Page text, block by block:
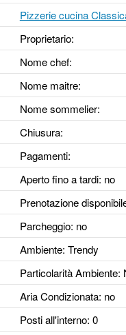
Pizzerie cucina
Proprietario:
Nome chef:
Nome maitre:
Nome sommelier:
Chiusura:
Pagamenti:
Aperto fino a tardi: no
Prenotazione
Parcheggio: no
Ambiente: Trendy
Particolarità Ambiente:
Aria Condizionata: no
Posti all'interno: 0